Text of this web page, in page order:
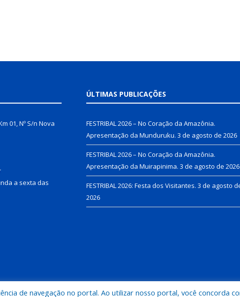
01, Nº S/n Nova
a sexta das
ÚLTIMAS PUBLICAÇÕES
FESTRIBAL 2026 – No Coração da Amazônia.
Apresentação da Munduruku. 3 de agosto de 2026
FESTRIBAL 2026 – No Coração da Amazônia.
Apresentação da Muirapinima. 3 de agosto de 2026
FESTRIBAL 2026: Festa dos Visitantes. 3 de agosto
2026
de navegação no portal. Ao utilizar nosso portal, você concorda